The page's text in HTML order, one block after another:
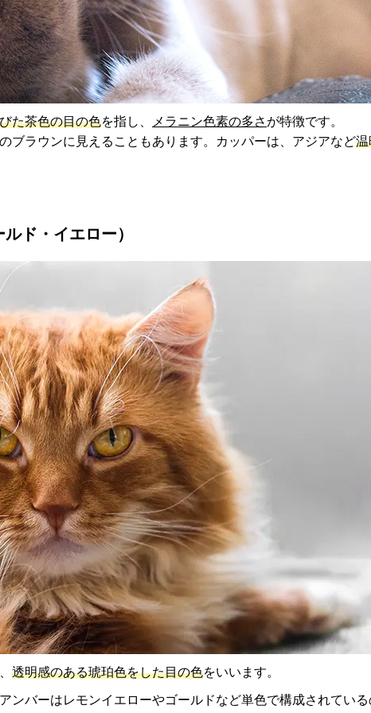
た茶色の目の色を指し、 メラニン色素の多さ が特徴です。
ブラウンに見えることもあります。カッパーは、アジアなど温
ド・イエロー）
透明感のある琥珀色をした目の色をいいます。
ンバーはレモンイエローやゴールドなど単色で構成されている